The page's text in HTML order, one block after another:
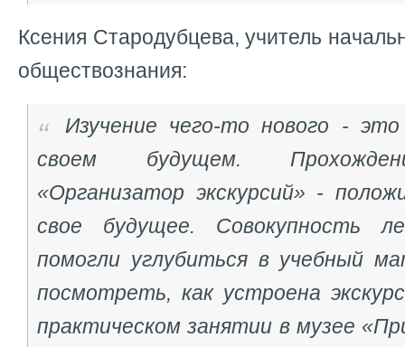
Ксения Стародубцева, учитель
обществознания:
Изучение чего-то нового -
своем будущем.
«Организатор экскурсий» -
свое будущее. Совокупность
помогли углубиться в учебный
посмотреть, как устроена
практическом занятии в музее